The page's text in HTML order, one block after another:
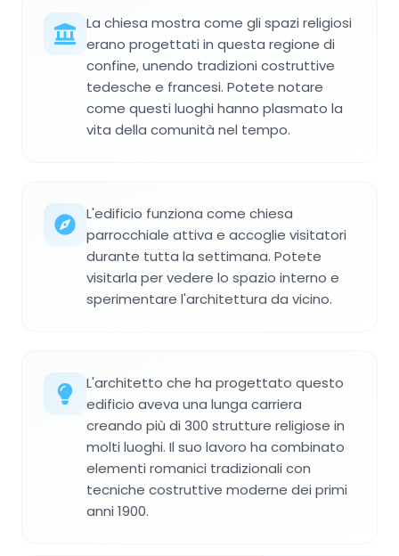
La chiesa mostra come gli spazi religiosi
erano progettati in questa regione di
confine, unendo tradizioni costruttive
tedesche e francesi. Potete notare
come questi luoghi hanno plasmato la
vita della comunità nel tempo.
L'edificio funziona come chiesa
parrocchiale attiva e accoglie visitatori
durante tutta la settimana. Potete
visitarla per vedere lo spazio interno e
sperimentare l'architettura da vicino.
L'architetto che ha progettato questo
edificio aveva una lunga carriera
creando più di 300 strutture religiose in
molti luoghi. Il suo lavoro ha combinato
elementi romanici tradizionali con
tecniche costruttive moderne dei primi
anni 1900.